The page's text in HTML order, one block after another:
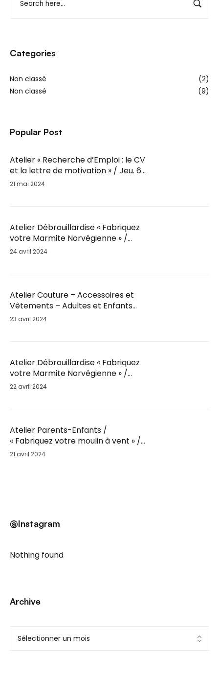
Categories
Non classé
(2)
Non classé
(9)
Popular Post
Atelier « Recherche d’Emploi : le CV
et la lettre de motivation » / Jeu. 6
Juin / 14h-16h
21 mai 2024
Atelier Débrouillardise « Fabriquez
votre Marmite Norvégienne » /
Mar. 28 Mai / 18h30
24 avril 2024
Atelier Couture – Accessoires et
Vêtements – Adultes et Enfants
par Fil’Ambule – Sam. 25 Mai / 10h
23 avril 2024
Atelier Débrouillardise « Fabriquez
votre Marmite Norvégienne » /
Sam. 25 Mai / 9h30
22 avril 2024
Atelier Parents-Enfants /
« Fabriquez votre moulin à vent » /
Sam. 25 Mai
21 avril 2024
@Instagram
Nothing found
Archive